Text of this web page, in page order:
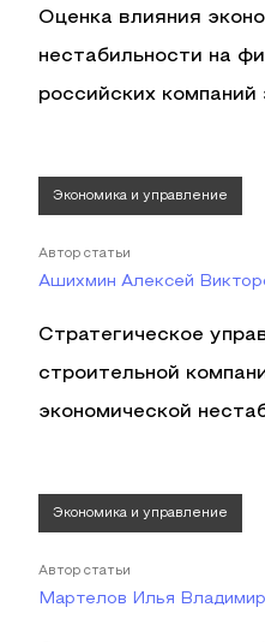
Оценка влияния
нестабильности на
российских компаний
Экономика и управление
Автор статьи
Ашихмин Алексей
Стратегическое
строительной
экономической
Экономика и управление
Автор статьи
Мартелов Илья